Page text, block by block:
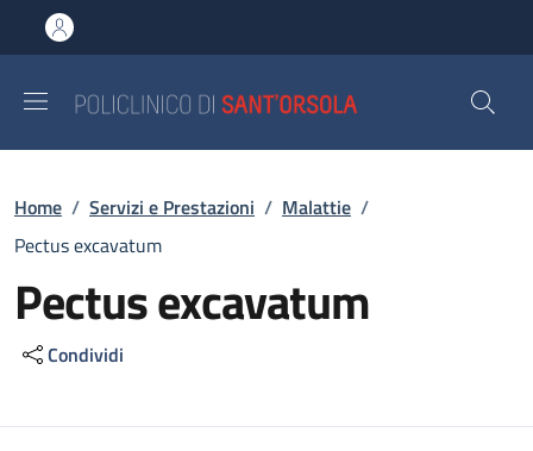
al contenuto principale
to footer content
Briciole di pane
Home / Servizi e Prestazioni / Malattie /
Pectus excavatum
Pectus excavatum
Condividi